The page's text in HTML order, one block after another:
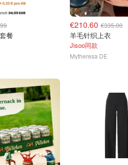
餐
€210.60 €335.00
羊毛针织上衣
Jisoo同款
Mytheresa DE